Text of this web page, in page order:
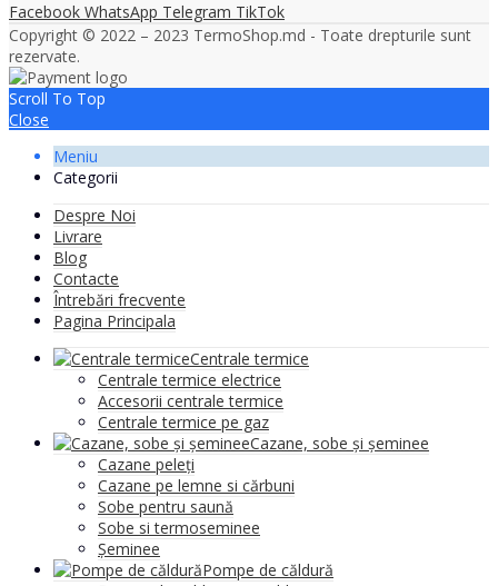
Facebook WhatsApp Telegram TikTok
Copyright © 2022 – 2023 TermoShop.md - Toate drepturile sunt
rezervate.
Scroll To Top
Close
Meniu
Categorii
Despre Noi
Livrare
Blog
Contacte
Întrebări frecvente
Pagina Principala
Centrale termice
Centrale termice electrice
Accesorii centrale termice
Centrale termice pe gaz
Cazane, sobe și șeminee
Cazane peleți
Cazane pe lemne si cărbuni
Sobe pentru saună
Sobe si termoseminee
Șeminee
Pompe de căldură